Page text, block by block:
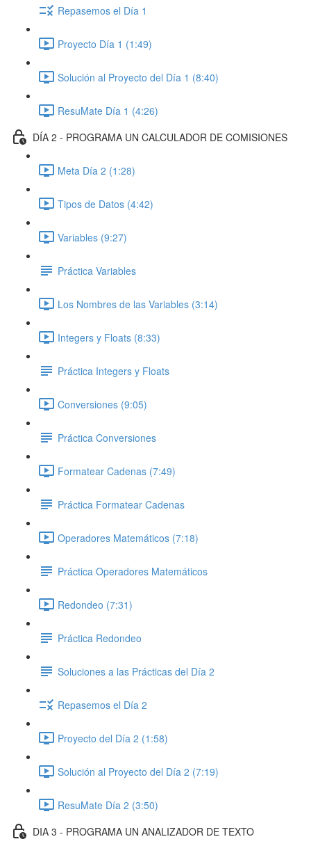
Repasemos el Día 1
Proyecto Día 1 (1:49)
Solución al Proyecto del Día 1 (8:40)
ResuMate Día 1 (4:26)
DÍA 2 - PROGRAMA UN CALCULADOR DE COMISIONES
Meta Día 2 (1:28)
Tipos de Datos (4:42)
Variables (9:27)
Práctica Variables
Los Nombres de las Variables (3:14)
Integers y Floats (8:33)
Práctica Integers y Floats
Conversiones (9:05)
Práctica Conversiones
Formatear Cadenas (7:49)
Práctica Formatear Cadenas
Operadores Matemáticos (7:18)
Práctica Operadores Matemáticos
Redondeo (7:31)
Práctica Redondeo
Soluciones a las Prácticas del Día 2
Repasemos el Día 2
Proyecto del Día 2 (1:58)
Solución al Proyecto del Día 2 (7:19)
ResuMate Día 2 (3:50)
DIA 3 - PROGRAMA UN ANALIZADOR DE TEXTO